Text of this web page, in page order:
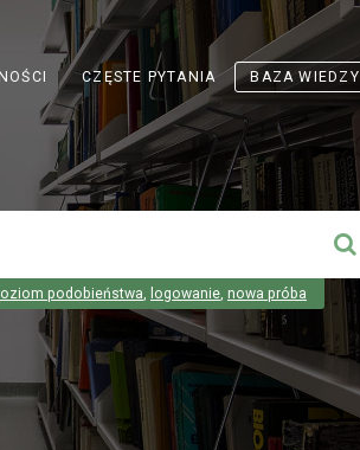
CZĘSTE PYTANIA BAZA WIEDZY
podobieństwa, logowanie, nowa próba